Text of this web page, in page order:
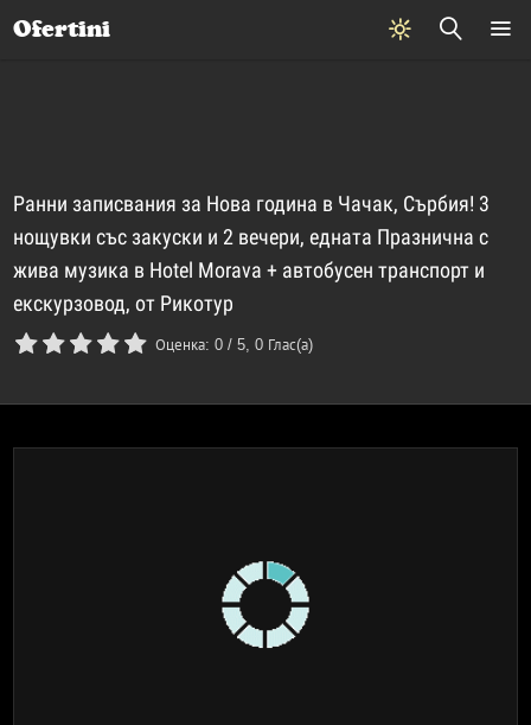
Ofertini
Ранни записвания за Нова година в Чачак, Сърбия! 3
нощувки със закуски и 2 вечери, едната Празнична с
жива музика в Hotel Morava + автобусен транспорт и
екскурзовод, от Рикотур
Оценка:0 /5,0 Глас(а)